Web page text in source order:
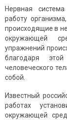
Нервная
работу
происходящие в
окружающей
упражнений
благодаря
человеческого
собой.
Известный
работах
окружающей